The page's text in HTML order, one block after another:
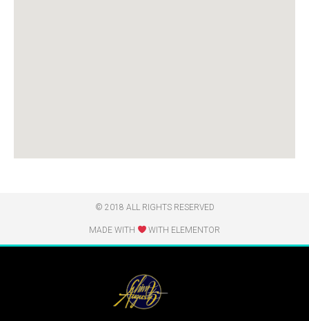
© 2018 ALL RIGHTS RESERVED​
MADE WITH WITH ELEMENTOR​